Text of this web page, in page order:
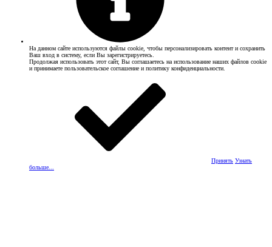
На данном сайте используются файлы cookie, чтобы персонализировать контент и сохранить
Ваш вход в систему, если Вы зарегистрируетесь.
Продолжая использовать этот сайт, Вы соглашаетесь на использование наших файлов cookie
и принимаете пользовательское соглашение и политику конфиденциальности.
Принять Узнать
больше...